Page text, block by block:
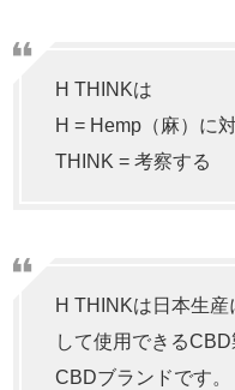
H THINKは
H = Hemp（麻）に
THINK = 考察する
H THINKは日本生
して使用できる
CBDブランドです。